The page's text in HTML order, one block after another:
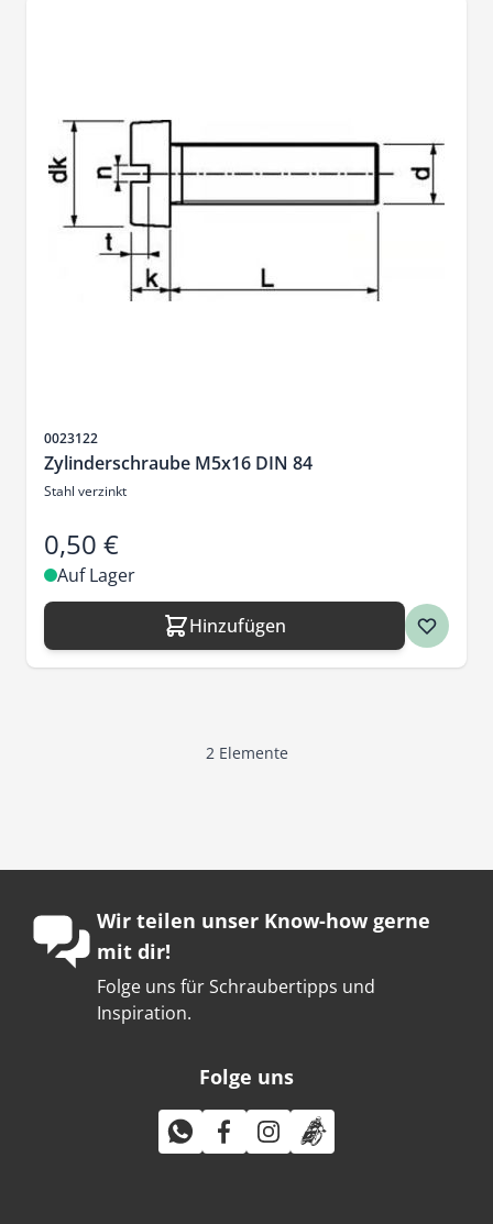
Artikelnr.
0023122
Zylinderschraube M5x16 DIN 84
Stahl verzinkt
0,50 €
Auf Lager
Hinzufügen
2Elemente
Wir teilen unser Know-how gerne
mit dir!
Folge uns für Schraubertipps und
Inspiration.
Folge uns